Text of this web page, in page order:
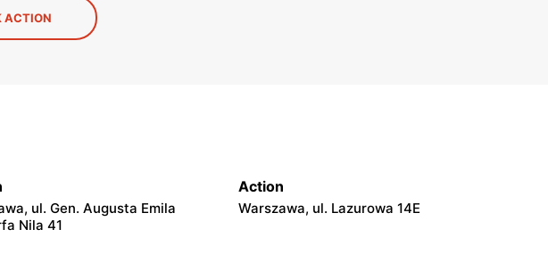
ACTION
ul. Gen. Augusta Emila
Nila 41
Action
Warszawa, ul. Lazurowa 14E